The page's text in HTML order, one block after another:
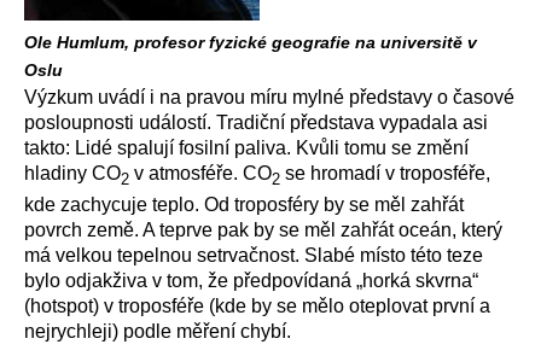
Ole Humlum, profesor fyzické geografie na universitě v
Oslu
Výzkum uvádí i na pravou míru mylné představy o časové
posloupnosti událostí. Tradiční představa vypadala asi
takto: Lidé spalují fosilní paliva. Kvůli tomu se změní
hladiny CO2 v atmosféře. CO2 se hromadí v troposféře,
kde zachycuje teplo. Od troposféry by se měl zahřát
povrch země. A teprve pak by se měl zahřát oceán, který
má velkou tepelnou setrvačnost. Slabé místo této teze
bylo odjakživa v tom, že předpovídaná „horká skvrna“
(hotspot) v troposféře (kde by se mělo oteplovat první a
nejrychleji) podle měření chybí.